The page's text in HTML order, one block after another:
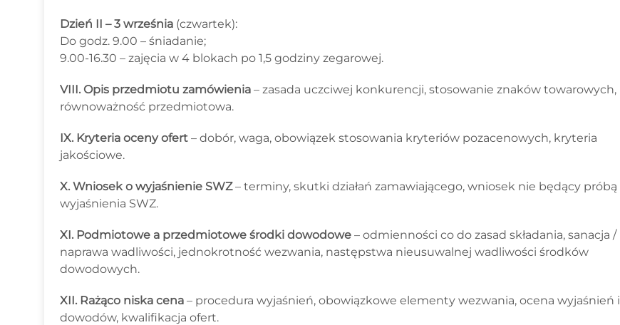
Dzień II – 3 września (czwartek):
Do godz. 9.00 – śniadanie;
9.00-16.30 – zajęcia w 4 blokach po 1,5 godziny zegarowej.
VIII. Opis przedmiotu zamówienia – zasada uczciwej konkurencji, stosowanie znaków towarowych,
równoważność przedmiotowa.
IX. Kryteria oceny ofert – dobór, waga, obowiązek stosowania kryteriów pozacenowych, kryteria
jakościowe.
X. Wniosek o wyjaśnienie SWZ– terminy, skutki działań zamawiającego, wniosek nie będący próbą
wyjaśnienia SWZ.
XI. Podmiotowe a przedmiotowe środki dowodowe – odmienności co do zasad składania, sanacja /
naprawa wadliwości, jednokrotność wezwania, następstwa nieusuwalnej wadliwości środków
dowodowych.
XII. Rażąco niska cena – procedura wyjaśnień, obowiązkowe elementy wezwania, ocena wyjaśnień i
dowodów, kwalifikacja ofert.